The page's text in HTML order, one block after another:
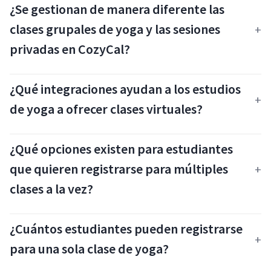
¿Se gestionan de manera diferente las
clases grupales de yoga y las sesiones
privadas en CozyCal?
¿Qué integraciones ayudan a los estudios
de yoga a ofrecer clases virtuales?
¿Qué opciones existen para estudiantes
que quieren registrarse para múltiples
clases a la vez?
¿Cuántos estudiantes pueden registrarse
para una sola clase de yoga?